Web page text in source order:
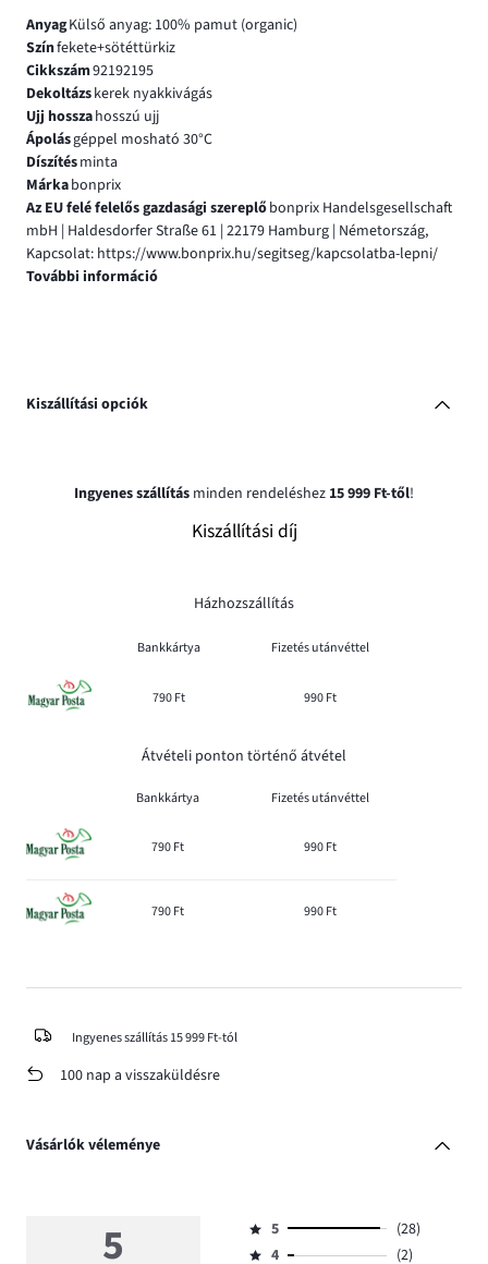
AnyagKülső anyag: 100% pamut (organic)
Színfekete+sötéttürkiz
Cikkszám92192195
Dekoltázskerek nyakkivágás
Ujj hosszahosszú ujj
Ápolásgéppel mosható 30°C
Díszítésminta
Márkabonprix
Az EU felé felelős gazdasági szereplőbonprix Handelsgesellschaft
mbH | Haldesdorfer Straße 61 | 22179 Hamburg | Németország,
Kapcsolat: https://www.bonprix.hu/segitseg/kapcsolatba-lepni/
További információ
Kiszállítási opciók
Ingyenes szállítás minden rendeléshez 15 999 Ft-től!
Kiszállítási díj
Házhozszállítás
Bankkártya Fizetés utánvéttel
790 Ft 990 Ft
Átvételi ponton történő átvétel
Bankkártya Fizetés utánvéttel
790 Ft 990 Ft
790 Ft 990 Ft
Ingyenes szállítás 15 999 Ft-tól
100 nap a visszaküldésre
Vásárlók véleménye
5
Osztályzat
5
(28)
4
(2)